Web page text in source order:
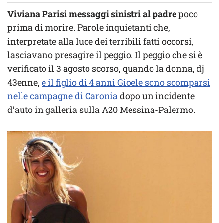
Viviana Parisi messaggi sinistri al padrepoco
prima di morire. Parole inquietanti che,
interpretate alla luce dei terribili fatti occorsi,
lasciavano presagire il peggio. Il peggio che si è
verificato il 3 agosto scorso, quando la donna, dj
43enne, e il figlio di 4 anni Gioele sono scomparsi
nelle campagne di Caroniadopo un incidente
d’auto in galleria sulla A20 Messina-Palermo.